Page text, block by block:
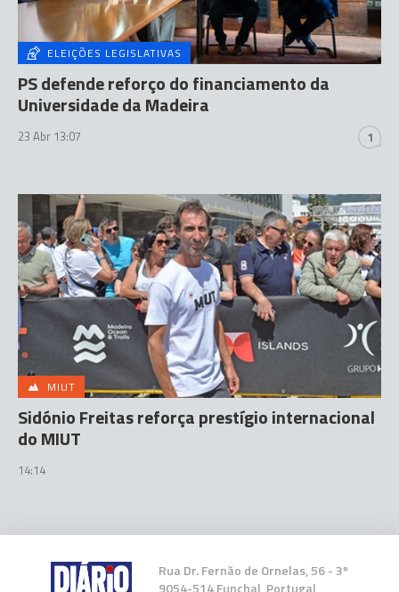
ELEIÇÕES LEGISLATIVAS
PS defende reforço do financiamento da
Universidade da Madeira
23 Abr 13:07 1
MIUT
Sidónio Freitas reforça prestígio internacional
do MIUT
14:14
Rua Dr. Fernão de Ornelas, 56 - 3º
9054-514 Funchal, Portugal